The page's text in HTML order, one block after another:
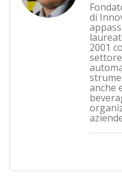
di
2001
anche